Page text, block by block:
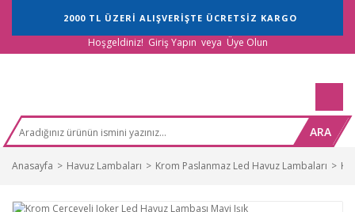
2000 TL ÜZERİ ALIŞVERİŞTE ÜCRETSİZ KARGO
Hoşgeldiniz! Giriş Yapın veya Üye Olun
ARA
Anasayfa Havuz Lambaları Krom Paslanmaz Led Havuz Lambaları